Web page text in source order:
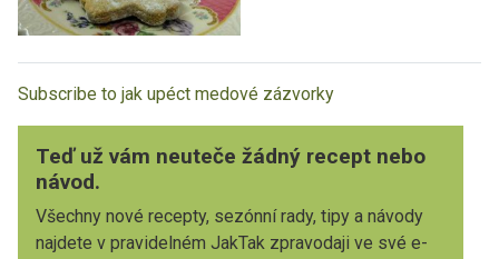
Subscribe to jak upéct medové zázvorky
Teď už vám neuteče žádný recept nebo
návod.
Všechny nové recepty, sezónní rady, tipy a návody
najdete v pravidelném JakTak zpravodaji ve své e-